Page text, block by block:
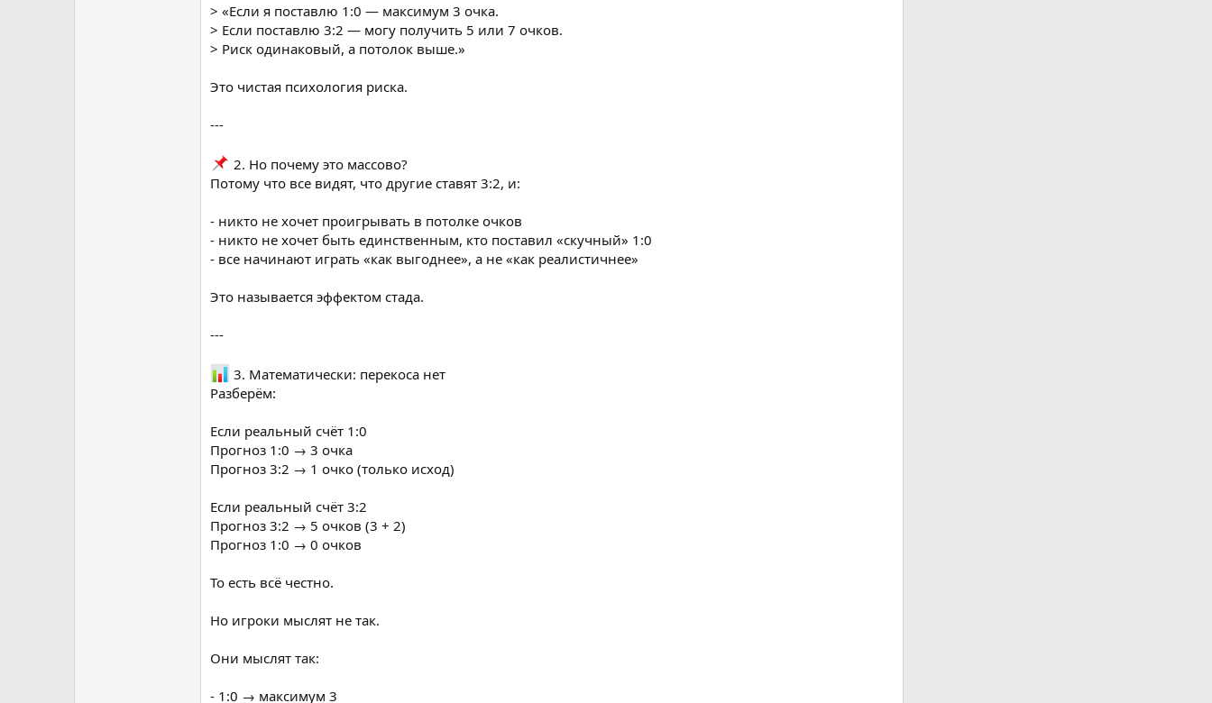
> «Если я поставлю 1:0 — максимум 3 очка.
> Если поставлю 3:2 — могу получить 5 или 7 очков.
> Риск одинаковый, а потолок выше.»
Это чистая психология риска.
---
2. Но почему это массово?
Потому что все видят, что другие ставят 3:2, и:
- никто не хочет проигрывать в потолке очков
- никто не хочет быть единственным, кто поставил «скучный» 1:0
- все начинают играть «как выгоднее», а не «как реалистичнее»
Это называется эффектом стада.
---
3. Математически: перекоса нет
Разберём:
Если реальный счёт 1:0
Прогноз 1:0 → 3 очка
Прогноз 3:2 → 1 очко (только исход)
Если реальный счёт 3:2
Прогноз 3:2 → 5 очков (3 + 2)
Прогноз 1:0 → 0 очков
То есть всё честно.
Но игроки мыслят не так.
Они мыслят так:
- 1:0 → максимум 3